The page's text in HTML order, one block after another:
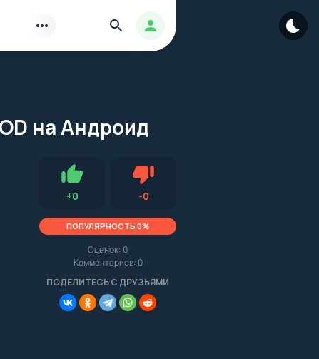
Авторизация
Найти
на Андроид
+0Нравится -0Не нравится (0.0, 0, 16240)
ПОПУЛЯРНОСТЬ 0%
Оценок: 0
Комментариев: 0